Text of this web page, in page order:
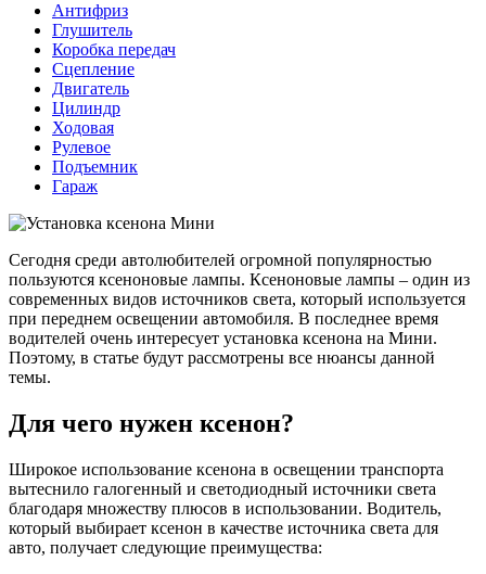
Антифриз
Глушитель
Коробка передач
Сцепление
Двигатель
Цилиндр
Ходовая
Рулевое
Подъемник
Гараж
Сегодня среди автолюбителей огромной популярностью
пользуются ксеноновые лампы. Ксеноновые лампы – один из
современных видов источников света, который используется
при переднем освещении автомобиля. В последнее время
водителей очень интересует установка ксенона на Мини.
Поэтому, в статье будут рассмотрены все нюансы данной
темы.
Для чего нужен ксенон?
Широкое использование ксенона в освещении транспорта
вытеснило галогенный и светодиодный источники света
благодаря множеству плюсов в использовании. Водитель,
который выбирает ксенон в качестве источника света для
авто, получает следующие преимущества: